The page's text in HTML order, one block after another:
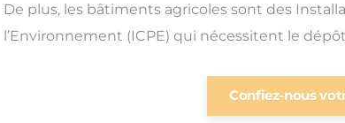
De plus, les bâtiments agricoles sont des
l’Environnement (ICPE) qui nécessitent le dépôt
Confiez-nous